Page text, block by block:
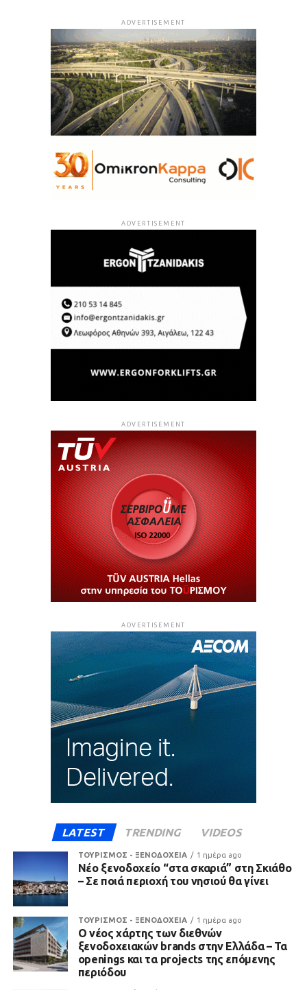
ADVERTISEMENT
ADVERTISEMENT
ADVERTISEMENT
ADVERTISEMENT
LATEST TRENDING VIDEOS
ΤΟΥΡΙΣΜΟΣ - ΞΕΝΟΔΟΧΕΙΑ 1 ημέρα ago
Νέο ξενοδοχείο “στα σκαριά” στη Σκιάθο
– Σε ποιά περιοχή του νησιού θα γίνει
ΤΟΥΡΙΣΜΟΣ - ΞΕΝΟΔΟΧΕΙΑ 1 ημέρα ago
Ο νέος χάρτης των διεθνών
ξενοδοχειακών brands στην Ελλάδα – Τα
openings και τα projects της επόμενης
περιόδου